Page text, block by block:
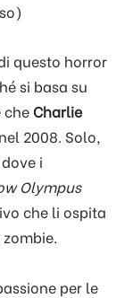
questo horror
si basa su
che Charlie
2008. Solo,
i
Olympus
che li ospita
per le